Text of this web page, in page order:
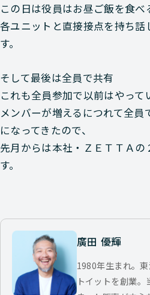
この日は役員はお昼ご飯を食べ
各ユニットと直接接点を持ち話
す。
そして最後は全員で共有
これも全員参加で以前はやって
メンバーが増えるにつれて全員
になってきたので、
先月からは本社・ＺＥＴＴＡの
す。
廣田 優輝
1980年生まれ。
トイットを創業。